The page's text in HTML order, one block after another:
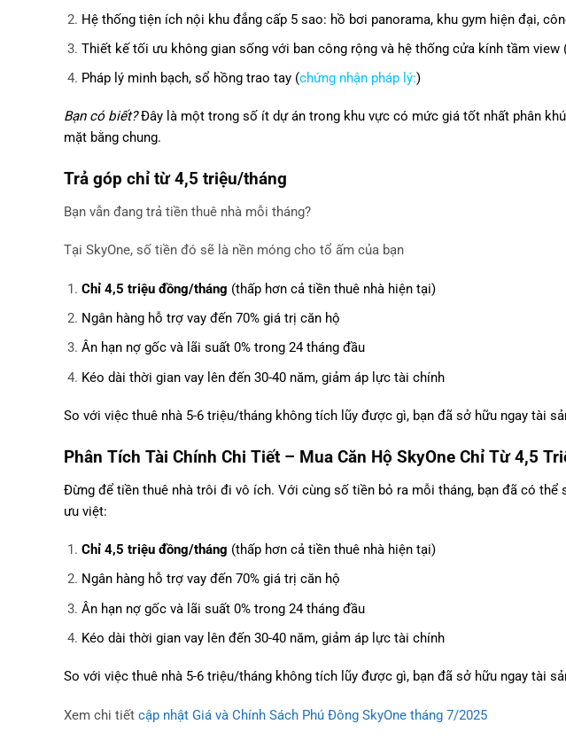
Hệ thống tiện ích nội khu đẳng cấp 5 sao: hồ bơi panorama, khu gym hiện đại,
Thiết kế tối ưu không gian sống với ban công rộng và hệ thống cửa kính tầm view
Pháp lý minh bạch, sổ hồng trao tay (chứng nhận pháp lý:)
Bạn có biết?Đây là một trong số ít dự án trong khu vực có mức giá tốt nhất phân
mặt bằng chung.
Trả góp chỉ từ 4,5 triệu/tháng
Bạn vẫn đang trả tiền thuê nhà mỗi tháng?
Tại SkyOne, số tiền đó sẽ là nền móng cho tổ ấm của bạn
Chỉ 4,5 triệu đồng/tháng (thấp hơn cả tiền thuê nhà hiện tại)
Ngân hàng hỗ trợ vay đến 70% giá trị căn hộ
Ân hạn nợ gốc và lãi suất 0% trong 24 tháng đầu
Kéo dài thời gian vay lên đến 30-40 năm, giảm áp lực tài chính
So với việc thuê nhà 5-6 triệu/tháng không tích lũy được gì, bạn đã sở hữu ngay tài
Phân Tích Tài Chính Chi Tiết – Mua Căn Hộ SkyOne Chỉ Từ 4,5
Đừng để tiền thuê nhà trôi đi vô ích. Với cùng số tiền bỏ ra mỗi tháng, bạn đã có thể
ưu việt:
Chỉ 4,5 triệu đồng/tháng (thấp hơn cả tiền thuê nhà hiện tại)
Ngân hàng hỗ trợ vay đến 70% giá trị căn hộ
Ân hạn nợ gốc và lãi suất 0% trong 24 tháng đầu
Kéo dài thời gian vay lên đến 30-40 năm, giảm áp lực tài chính
So với việc thuê nhà 5-6 triệu/tháng không tích lũy được gì, bạn đã sở hữu ngay tài
Xem chi tiết cập nhật Giá và Chính Sách Phú Đông SkyOne tháng 7/2025